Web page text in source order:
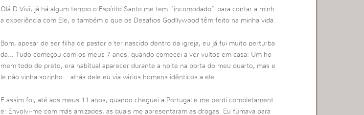
Olá D.Vivi, já há algum tempo o Espírito Santo me tem “incomodado” para contar a minh
a experiência com Ele, e também o que os Desafios Godllywood têm feito na minha vida.
Bom, apesar de ser filha de pastor e ter nascido dentro da igreja, eu já fui muito perturba
da… Tudo começou com os meus 7 anos, quando comecei a ver vultos em casa: Um ho
mem todo de preto, era habitual aparecer durante a noite na porta do meu quarto, mas e
le não vinha sozinho… atrás dele eu via vários homens idênticos a ele.
E assim foi, até aos meus 11 anos, quando cheguei a Portugal e me perdi completament
e: Envolvi-me com más amizades, as quais me apresentaram as drogas. Eu fumava para